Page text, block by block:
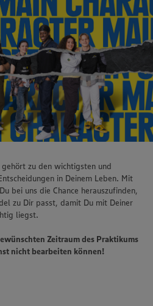
zu den wichtigsten und
in Deinem Leben. Mit
bei uns die Chance herauszufinden,
zu Dir passt, damit Du mit Deiner
liegst.
Zeitraum des Praktikums
nicht bearbeiten können!